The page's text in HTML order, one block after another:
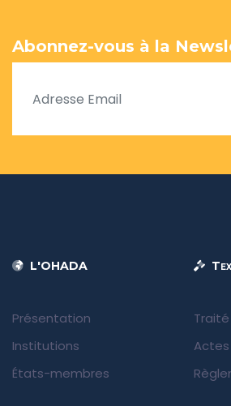
Abonnez-vous à la
L'OHADA
Présentation
Institutions
États-membres
Traité